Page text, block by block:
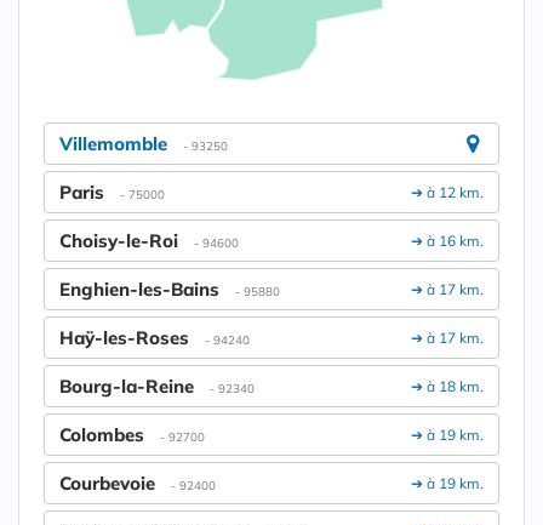
Villemomble - 93250
➔ à 12 km.
Paris - 75000
➔ à 16 km.
Choisy-le-Roi - 94600
➔ à 17 km.
Enghien-les-Bains - 95880
➔ à 17 km.
Haÿ-les-Roses - 94240
➔ à 18 km.
Bourg-la-Reine - 92340
➔ à 19 km.
Colombes - 92700
➔ à 19 km.
Courbevoie - 92400